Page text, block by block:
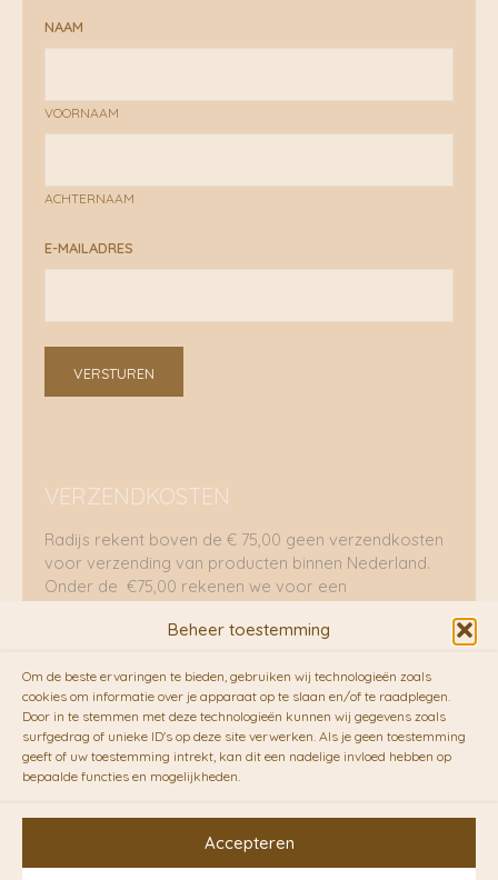
Beheer toestemming
Om de beste ervaringen te bieden, gebruiken wij technologieën zoals
cookies om informatie over je apparaat op te slaan en/of te raadplegen.
Door in te stemmen met deze technologieën kunnen wij gegevens zoals
surfgedrag of unieke ID's op deze site verwerken. Als je geen toestemming
geeft of uw toestemming intrekt, kan dit een nadelige invloed hebben op
bepaalde functies en mogelijkheden.
Accepteren
NAAM
VOORNAAM
ACHTERNAAM
E-MAILADRES
VERSTUREN
VERZENDKOSTEN
Radijs rekent boven de € 75,00 geen verzendkosten
voor verzending van producten binnen Nederland.
Onder de €75,00 rekenen we voor een
RADIJS werkt samen met de duurzame bezorgdienst
vanFietskoeriers.nl. Pakketten (mits voorradig) voor
10.00 uur besteld op een doordeweekse dag,
bezorgen zij soms nog op dezelfde dag in de
avonduren! Brievenbuspakjes de volgende dag. En
waar mogelijk ook echt op de fiets!!